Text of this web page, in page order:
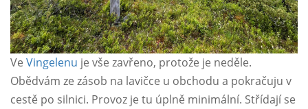
Ve Vingelenu je vše zavřeno, protože je neděle.
Obědvám ze zásob na lavičce u obchodu a pokračuju v
cestě po silnici. Provoz je tu úplně minimální. Střídají se